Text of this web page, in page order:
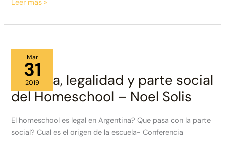
Para
sirve
escuela?
Leer mas »
Mar
31
2019
Historia, legalidad y parte social
del Homeschool – Noel Solis
El homeschool es legal en Argentina? Que pasa con la parte
social? Cual es el origen de la escuela- Conferencia